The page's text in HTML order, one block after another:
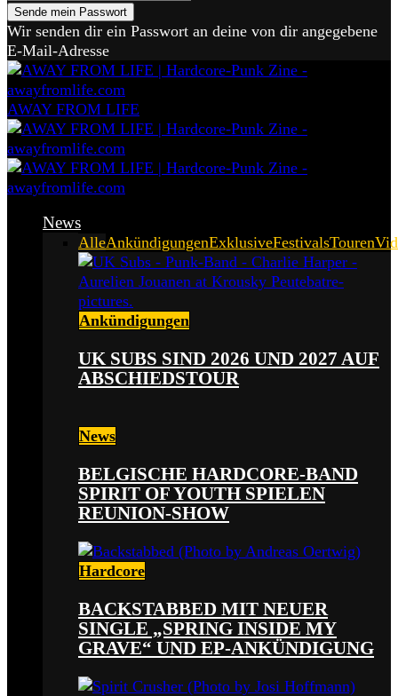
Wir senden dir ein Passwort an deine von dir angegebene
E-Mail-Adresse
AWAY FROM LIFE
News
AlleAnkündigungenExklusiveFestivalsTouren
Ankündigungen
UK SUBS SIND 2026 UND 2027 AUF
ABSCHIEDSTOUR
News
BELGISCHE HARDCORE-BAND
SPIRIT OF YOUTH SPIELEN
REUNION-SHOW
Hardcore
BACKSTABBED MIT NEUER
SINGLE „SPRING INSIDE MY
GRAVE“ UND EP-ANKÜNDIGUNG